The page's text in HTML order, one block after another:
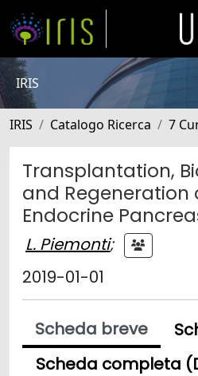
IRIS
IRIS Catalogo Ricerca 7
Transplantation,
and Regeneration
Endocrine
L. Piemonti;
2019-01-01
Scheda breve
Scheda completa